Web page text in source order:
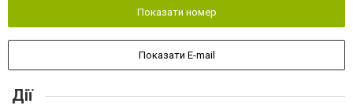
Показати номер
Показати E-mail
Дії